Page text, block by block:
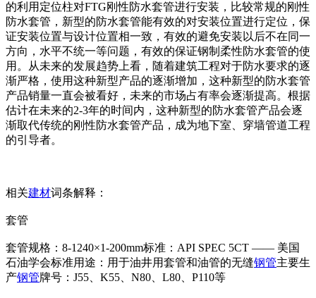
的利用定位柱对FTG刚性防水套管进行安装，比较常规的刚性
防水套管，新型的防水套管能有效的对安装位置进行定位，保
证安装位置与设计位置相一致，有效的避免安装以后不在同一
方向，水平不统一等问题，有效的保证钢制柔性防水套管的使
用。从未来的发展趋势上看，随着建筑工程对于防水要求的逐
渐严格，使用这种新型产品的逐渐增加，这种新型的防水套管
产品销量一直会被看好，未来的市场占有率会逐渐提高。根据
估计在未来的2-3年的时间内，这种新型的防水套管产品会逐
渐取代传统的刚性防水套管产品，成为地下室、穿墙管道工程
的引导者。
相关建材词条解释：
套管
套管规格：8-1240×1-200mm标准：API SPEC 5CT —— 美国
石油学会标准用途：用于油井用套管和油管的无缝钢管主要生
产钢管牌号：J55、K55、N80、L80、P110等